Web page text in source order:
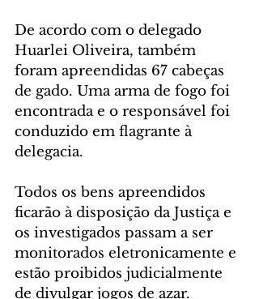
De acordo com o delegado
Huarlei Oliveira, também
foram apreendidas 67 cabeças
de gado. Uma arma de fogo foi
encontrada e o responsável foi
conduzido em flagrante à
delegacia.
Todos os bens apreendidos
ficarão à disposição da Justiça e
os investigados passam a ser
monitorados eletronicamente e
estão proibidos judicialmente
de divulgar jogos de azar.